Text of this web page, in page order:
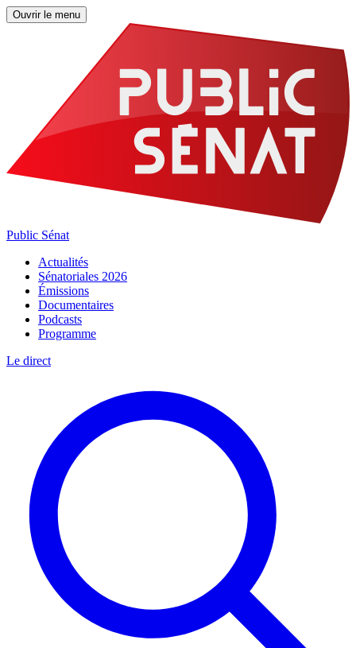
Ouvrir le menu
Public Sénat
Actualités
Sénatoriales 2026
Émissions
Documentaires
Podcasts
Programme
Le direct